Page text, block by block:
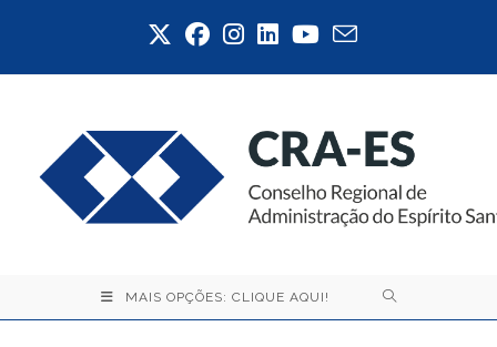
MAIS OPÇÕES: CLIQUE AQUI!